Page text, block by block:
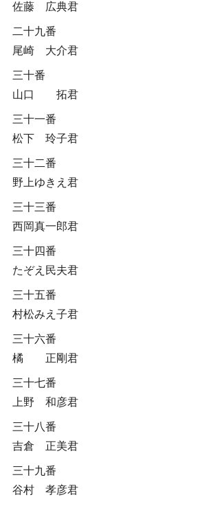
佐藤 広典君
二十九番
尾崎 大介君
三十番
山口 拓君
三十一番
松下 玲子君
三十二番
野上ゆきえ君
三十三番
西岡真一郎君
三十四番
たぞえ民夫君
三十五番
村松みえ子君
三十六番
橘 正剛君
三十七番
上野 和彦君
三十八番
吉倉 正美君
三十九番
谷村 孝彦君